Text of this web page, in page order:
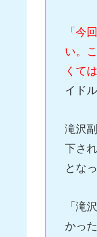
「今
い。
くて
イド
滝沢
下さ
とな
「滝
かっ